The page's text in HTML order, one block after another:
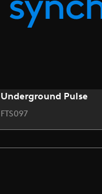
Underground Pulse
FTS097